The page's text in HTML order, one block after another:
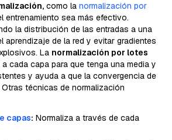
como la normalización por
entrenamiento sea más efectivo.
la distribución de las entradas a una
aprendizaje de la red y evitar gradientes
La normalización por lotes
cada capa para que tenga una media y
y ayuda a que la convergencia de
técnicas de normalización
capas: Normaliza a través de cada